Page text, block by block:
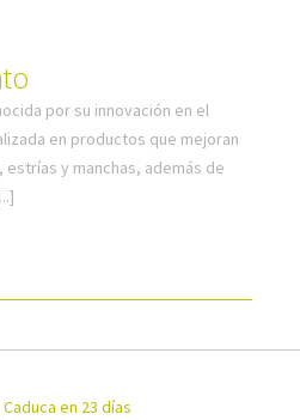
por su innovación en el
en productos que mejoran
y manchas, además de
Caduca en 23 días